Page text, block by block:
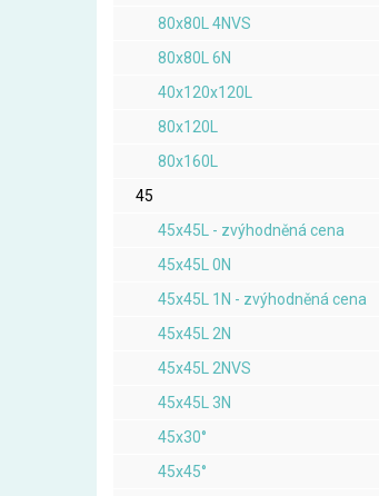
80x80L 4NVS
80x80L 6N
40x120x120L
80x120L
80x160L
45
45x45L - zvýhodněná cena
45x45L 0N
45x45L 1N - zvýhodněná cena
45x45L 2N
45x45L 2NVS
45x45L 3N
45x30°
45x45°